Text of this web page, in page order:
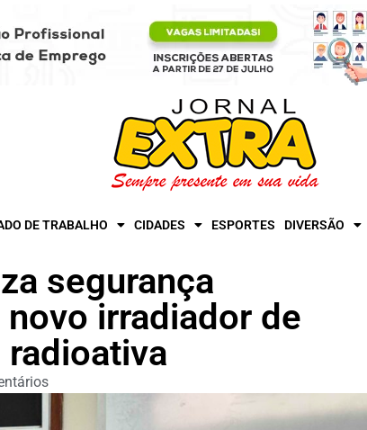
DE TRABALHO CIDADES ESPORTES DIVERSÃO
segurança
irradiador de